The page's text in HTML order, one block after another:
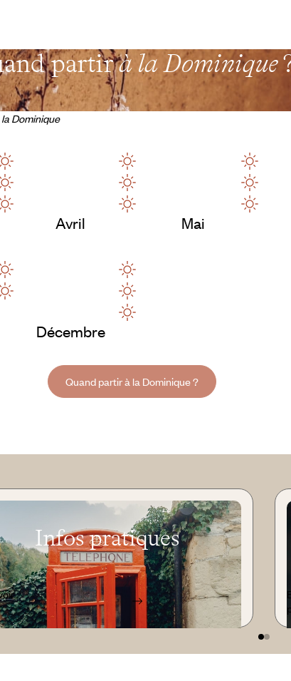
partirà la Dominique
la Dominique
Avril Mai
Décembre
Quand partir à la Dominique ?
Infos pratiques